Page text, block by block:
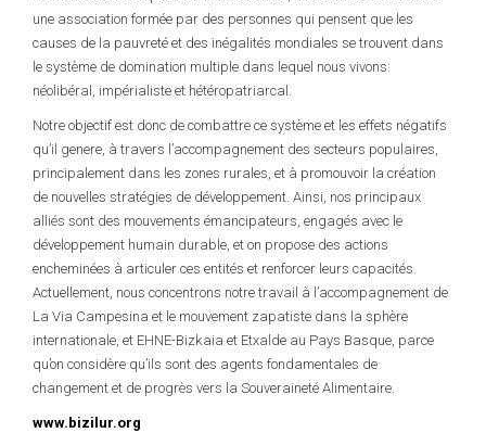
une association formée par des personnes qui pensent que les
causes de la pauvreté et des inégalités mondiales se trouvent dans
le système de domination multiple dans lequel nous vivons:
néolibéral, impérialiste et hétéropatriarcal.
Notre objectif est donc de combattre ce système et les effets négatifs
qu’il genere, à travers l’accompagnement des secteurs populaires,
principalement dans les zones rurales, et à promouvoir la création
de nouvelles stratégies de développement. Ainsi, nos principaux
alliés sont des mouvements émancipateurs, engagés avec le
développement humain durable, et on propose des actions
encheminées à articuler ces entités et renforcer leurs capacités.
Actuellement, nous concentrons notre travail à l’accompagnement de
La Via Campesina et le mouvement zapatiste dans la sphère
internationale, et EHNE-Bizkaia et Etxalde au Pays Basque, parce
qu’on considère qu’ils sont des agents fondamentales de
changement et de progrès vers la Souveraineté Alimentaire.
www.bizilur.org